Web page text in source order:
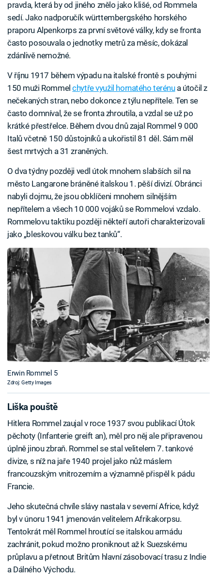
pravda, která by od jiného znělo jako klišé, od Rommela
sedí. Jako nadporučík württembergského horského
praporu Alpenkorps za první světové války, kdy se fronta
často posouvala o jednotky metrů za měsíc, dokázal
zdánlivě nemožné.
V říjnu 1917 během výpadu na italské frontě s pouhými
150 muži Rommelchytře využil hornatého terénua útočil z
nečekaných stran, nebo dokonce z týlu nepřítele. Ten se
často domníval, že se fronta zhroutila, a vzdal se už po
krátké přestřelce. Během dvou dnů zajal Rommel 9 000
Italů včetně 150 důstojníků a ukořistil 81 děl. Sám měl
šest mrtvých a 31 zraněných.
O dva týdny později vedl útok mnohem slabších sil na
město Langarone bráněné italskou 1. pěší divizí. Obránci
nabyli dojmu, že jsou obklíčeni mnohem silnějším
nepřítelem a všech 10 000 vojáků se Rommelovi vzdalo.
Rommelovu taktiku později někteří autoři charakterizovali
jako „bleskovou válku bez tanků“.
Erwin Rommel 5
Zdroj: Getty Images
Liška pouště
Hitlera Rommel zaujal v roce 1937 svou publikací Útok
pěchoty (Infanterie greift an), měl pro něj ale připravenou
úplně jinou zbraň. Rommel se stal velitelem 7. tankové
divize, s níž na jaře 1940 projel jako nůž máslem
francouzským vnitrozemím a významně přispěl k pádu
Francie.
Jeho skutečná chvíle slávy nastala v severní Africe, když
byl v únoru 1941 jmenován velitelem Afrikakorpsu.
Tentokrát měl Rommel hroutící se italskou armádu
zachránit, pokud možno proniknout až k Suezskému
průplavu a přetnout Britům hlavní zásobovací trasu z Indie
a Dálného Východu.